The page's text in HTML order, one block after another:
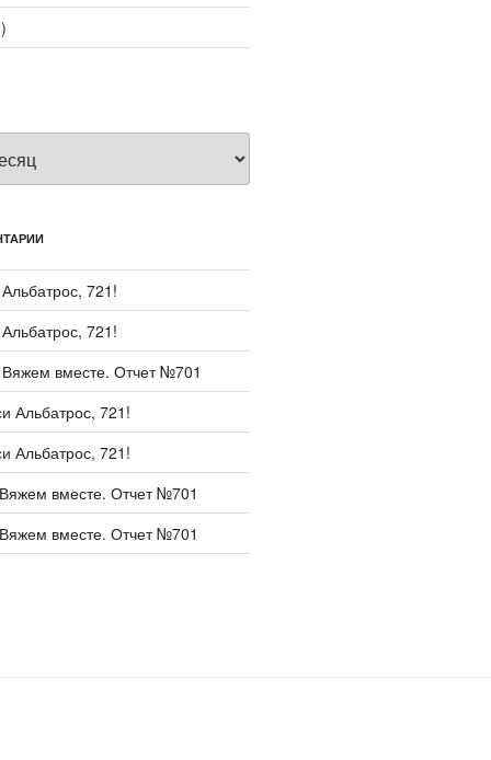
Альбатрос, 721!
Альбатрос, 721!
Вяжем вместе. Отчет №701
Альбатрос, 721!
Альбатрос, 721!
вместе. Отчет №701
вместе. Отчет №701